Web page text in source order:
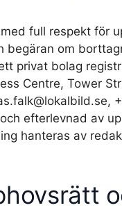
full respekt för
om
privat bolag
Centre, Tower
efterlevnad av
hanteras av